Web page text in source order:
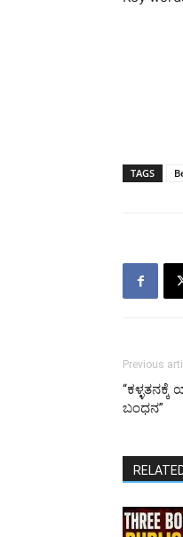
TAGS
Previous
“ಕಳ್ಳತನಕ್ಕೆ
ಬಂಧನ”